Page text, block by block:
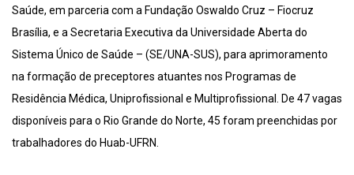
Saúde, em parceria com a Fundação Oswaldo Cruz – Fiocruz
Brasília, e a Secretaria Executiva da Universidade Aberta do
Sistema Único de Saúde – (SE/UNA-SUS), para aprimoramento
na formação de preceptores atuantes nos Programas de
Residência Médica, Uniprofissional e Multiprofissional. De 47 vagas
disponíveis para o Rio Grande do Norte, 45 foram preenchidas por
trabalhadores do Huab-UFRN.